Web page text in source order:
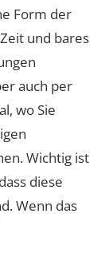
Form der
und bares
auch per
wo Sie
Wichtig ist
diese
Wenn das